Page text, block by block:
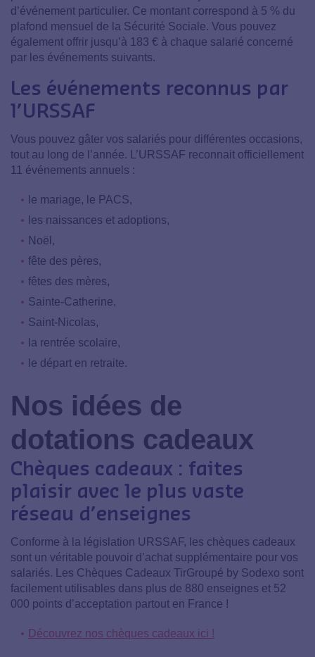
d’événement particulier. Ce montant correspond à 5 % du
plafond mensuel de la Sécurité Sociale. Vous pouvez
également offrir jusqu’à 183 € à chaque salarié concerné
par les événements suivants.
Les événements reconnus par
l’URSSAF
Vous pouvez gâter vos salariés pour différentes occasions,
tout au long de l’année. L’URSSAF reconnait officiellement
11 événements annuels :
le mariage, le PACS,
les naissances et adoptions,
Noël,
fête des pères,
fêtes des mères,
Sainte-Catherine,
Saint-Nicolas,
la rentrée scolaire,
le départ en retraite.
Nos idées de
dotations cadeaux
Chèques cadeaux : faites
plaisir avec le plus vaste
réseau d’enseignes
Conforme à la législation URSSAF, les chèques cadeaux
sont un véritable pouvoir d’achat supplémentaire pour vos
salariés. Les Chèques Cadeaux TirGroupé by Sodexo sont
facilement utilisables dans plus de 880 enseignes et 52
000 points d’acceptation partout en France !
Découvrez nos chèques cadeaux ici !